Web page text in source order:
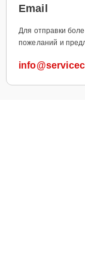
Email
Для отправки
пожеланий и